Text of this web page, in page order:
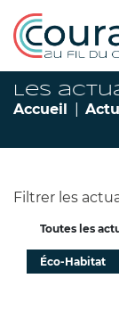
Les
Accueil
Filtrer les
Toutes les
Éco-Habitat